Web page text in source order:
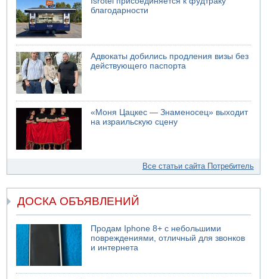
благодарности
Адвокаты добились продления визы без
действующего паспорта
«Моня Цацкес — Знаменосец» выходит
на израильскую сцену
Все статьи сайта Потребитель
ДОСКА ОБЪЯВЛЕНИЙ
Продам Iphone 8+ с небольшими
повреждениями, отличный для звонков
и интернета